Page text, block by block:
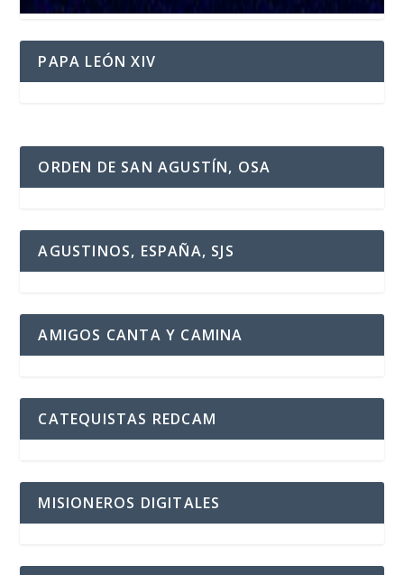
PAPA LEÓN XIV
ORDEN DE SAN AGUSTÍN, OSA
AGUSTINOS, ESPAÑA, SJS
AMIGOS CANTA Y CAMINA
CATEQUISTAS REDCAM
MISIONEROS DIGITALES